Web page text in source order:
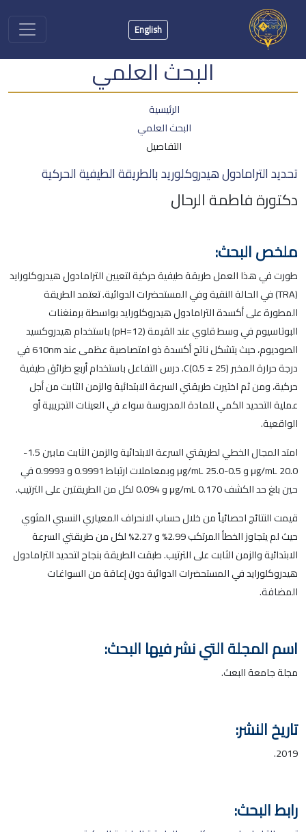
English
البحث العلمي
الرئيسية
البحث العلمي
التفاصيل
تحديد الترامادول هيدروكلوريد بالطريقة الطيفية الحركية
دكتورة فاطمة الرحال
ملخص البحث:
طورت في هذا العمل طريقة طيفية حركية لتعيين الترامادول هيدروكلورايد
(TRA) في الحالة النقية وفي المستحضرات الدوائية. تعتمد الطريقة
المطورة على أكسدة الترامادول هيدروكلورايد بواسطة برمنغنات
البوتاسيوم في وسط قلوي عند القيمة (pH=12) باستخدام هيدروكسيد
الصوديوم، حيث يتشكل ناتج أكسدة ذو امتصاصية عظمى عند 610nm في
درجة حرارة المخبر (25 ± 0.5)C. درس التفاعل باستخدام أربع طرائق طيفية
حركية، ومن ثم اختيرت طريقتي السرعة الابتدائية والزمن الثابت من أجل
عملية التحديد الكمي للمادة المدروسة سواء في العينات التجريبية أو
الواقعية.
امتد المجال الخطي لطريقتي السرعة الابتدائية والزمن الثابت مابين 1.5-
20.0 μg/mL و 0.5-25.0 μg/mL وبمعاملات ارتباط 0.9991 و 0.9993 في
حين بلغ حد الكشف 0.170 μg/mL و 0.094 لكل من الطريقتين على الترتيب.
قيمت النتائج احصائياً من خلال حساب الانحراف المعياري النسبي المثوي
حيث لم يتجاوز الخطأ المرتكب 2.99% و 2.27% لكل من طريقتي السرعة
الابتدائية والزمن الثابت على الترتيب. طبقت الطريقة بنجاح لتحديد الترامادول
هيدروكلورايد في المستحضرات الدوائية دون إعاقة من السواغات
المضافة.
اسم المجلة التي نشر فيها البحث:
مجلة جامعة البعث.
تاريخ النشر:
2019.
رابط البحث: